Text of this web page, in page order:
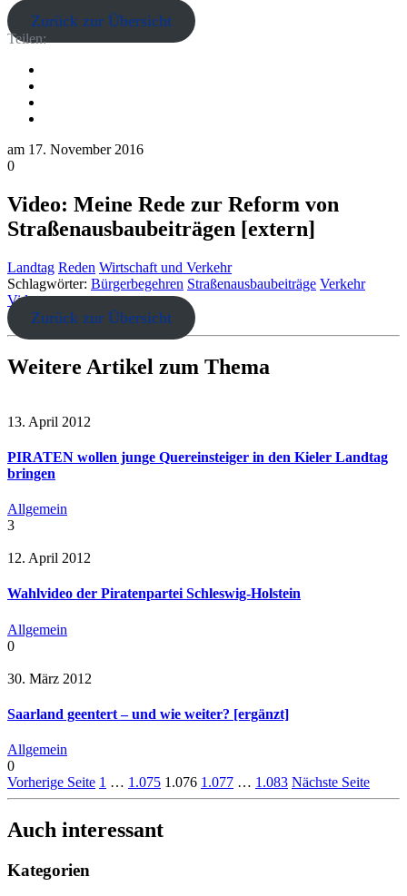
Zurück zur Übersicht
Teilen:
am 17. November 2016
0
Video: Meine Rede zur Reform von
Straßenausbaubeiträgen [extern]
Landtag Reden Wirtschaft und Verkehr
Schlagwörter: Bürgerbegehren Straßenausbaubeiträge Verkehr
Video
Zurück zur Übersicht
Weitere Artikel zum Thema
13. April 2012
PIRATEN wollen junge Quereinsteiger in den Kieler Landtag
bringen
Allgemein
3
12. April 2012
Wahlvideo der Piratenpartei Schleswig-Holstein
Allgemein
0
30. März 2012
Saarland geentert – und wie weiter? [ergänzt]
Allgemein
0
Vorherige Seite 1 … 1.075 1.076 1.077 … 1.083 Nächste Seite
Auch interessant
Kategorien